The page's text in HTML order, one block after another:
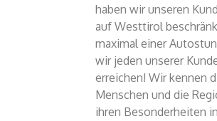
haben wir unseren
auf Westtirol
maximal einer
wir jeden unserer
erreichen! Wir kennen
Menschen und die
ihren Besonderheiten